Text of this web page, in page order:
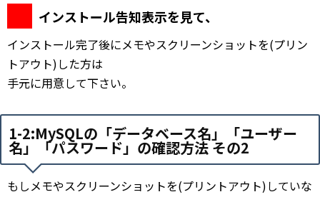
インストール告知表示を見て、
インストール完了後にメモやスクリーンショットを(プリン
トアウト)した方は
手元に用意して下さい。
1-2:MySQLの「データベース名」「ユーザー
名」「パスワード」の確認方法 その2
もしメモやスクリーンショットを(プリントアウト)していな